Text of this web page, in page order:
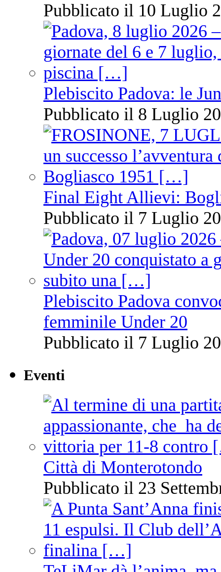
Pubblicato il 10 Luglio
Plebiscito Padova: le
Pubblicato il 8 Luglio
Final Eight Allievi:
Pubblicato il 7 Luglio
Plebiscito Padova
femminile Under 20
Pubblicato il 7 Luglio
Eventi
Città di Monterotondo
Pubblicato il 23